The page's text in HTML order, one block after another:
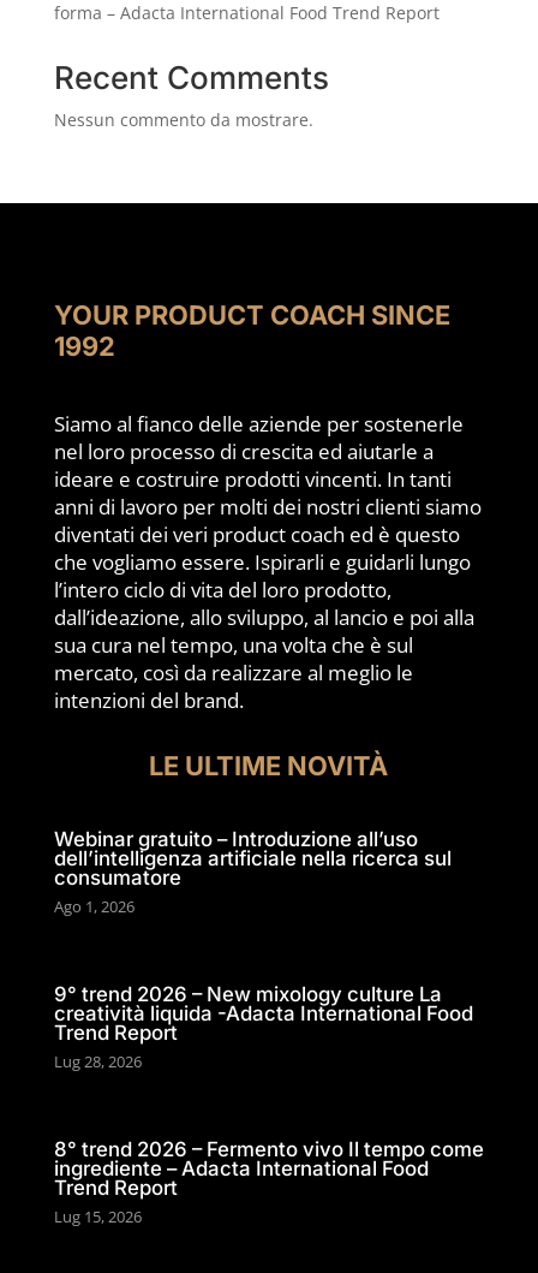
forma – Adacta International Food Trend Report
Recent Comments
Nessun commento da mostrare.
YOUR PRODUCT COACH SINCE
1992
Siamo al fianco delle aziende per sostenerle
nel loro processo di crescita ed aiutarle a
ideare e costruire prodotti vincenti. In tanti
anni di lavoro per molti dei nostri clienti siamo
diventati dei veri product coach ed è questo
che vogliamo essere. Ispirarli e guidarli lungo
l’intero ciclo di vita del loro prodotto,
dall’ideazione, allo sviluppo, al lancio e poi alla
sua cura nel tempo, una volta che è sul
mercato, così da realizzare al meglio le
intenzioni del brand.
LE ULTIME NOVITÀ
Webinar gratuito – Introduzione all’uso
dell’intelligenza artificiale nella ricerca sul
consumatore
Ago 1, 2026
9° trend 2026 – New mixology culture La
creatività liquida -Adacta International Food
Trend Report
Lug 28, 2026
8° trend 2026 – Fermento vivo Il tempo come
ingrediente – Adacta International Food
Trend Report
Lug 15, 2026